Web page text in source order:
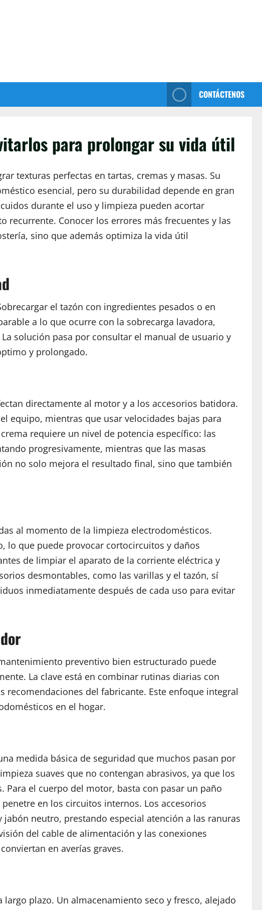
CONTÁCTENOS
para prolongar su vida útil
texturas perfectas en tartas, cremas y masas. Su
esencial, pero su durabilidad depende en gran
durante el uso y limpieza pueden acortar
Conocer los errores más frecuentes y las
sino que además optimiza la vida útil
el tazón con ingredientes pesados o en
a lo que ocurre con la sobrecarga lavadora,
solución pasa por consultar el manual de usuario y
y prolongado.
directamente al motor y a los accesorios batidora.
equipo, mientras que usar velocidades bajas para
requiere un nivel de potencia específico: las
progresivamente, mientras que las masas
no solo mejora el resultado final, sino que también
al momento de la limpieza electrodomésticos.
lo que puede provocar cortocircuitos y daños
de limpiar el aparato de la corriente eléctrica y
desmontables, como las varillas y el tazón, sí
inmediatamente después de cada uso para evitar
preventivo bien estructurado puede
La clave está en combinar rutinas diarias con
del fabricante. Este enfoque integral
en el hogar.
medida básica de seguridad que muchos pasan por
suaves que no contengan abrasivos, ya que los
el cuerpo del motor, basta con pasar un paño
en los circuitos internos. Los accesorios
neutro, prestando especial atención a las ranuras
del cable de alimentación y las conexiones
en averías graves.
plazo. Un almacenamiento seco y fresco, alejado